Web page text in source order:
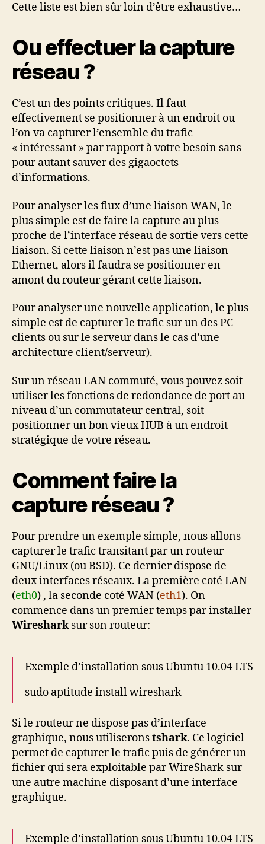
Cette liste est bien sûr loin d’être exhaustive…
Ou effectuer la capture
réseau ?
C’est un des points critiques. Il faut
effectivement se positionner à un endroit ou
l’on va capturer l’ensemble du trafic
« intéressant » par rapport à votre besoin sans
pour autant sauver des gigaoctets
d’informations.
Pour analyser les flux d’une liaison WAN, le
plus simple est de faire la capture au plus
proche de l’interface réseau de sortie vers cette
liaison. Si cette liaison n’est pas une liaison
Ethernet, alors il faudra se positionner en
amont du routeur gérant cette liaison.
Pour analyser une nouvelle application, le plus
simple est de capturer le trafic sur un des PC
clients ou sur le serveur dans le cas d’une
architecture client/serveur).
Sur un réseau LAN commuté, vous pouvez soit
utiliser les fonctions de redondance de port au
niveau d’un commutateur central, soit
positionner un bon vieux HUB à un endroit
stratégique de votre réseau.
Comment faire la
capture réseau ?
Pour prendre un exemple simple, nous allons
capturer le trafic transitant par un routeur
GNU/Linux (ou BSD). Ce dernier dispose de
deux interfaces réseaux. La première coté LAN
(eth0) , la seconde coté WAN (eth1). On
commence dans un premier temps par installer
Wiresharksur son routeur:
Exemple d’installation sous Ubuntu 10.04 LTS
sudo aptitude install wireshark
Si le routeur ne dispose pas d’interface
graphique, nous utiliseronstshark. Ce logiciel
permet de capturer le trafic puis de générer un
fichier qui sera exploitable par WireShark sur
une autre machine disposant d’une interface
graphique.
Exemple d’installation sous Ubuntu 10.04 LTS